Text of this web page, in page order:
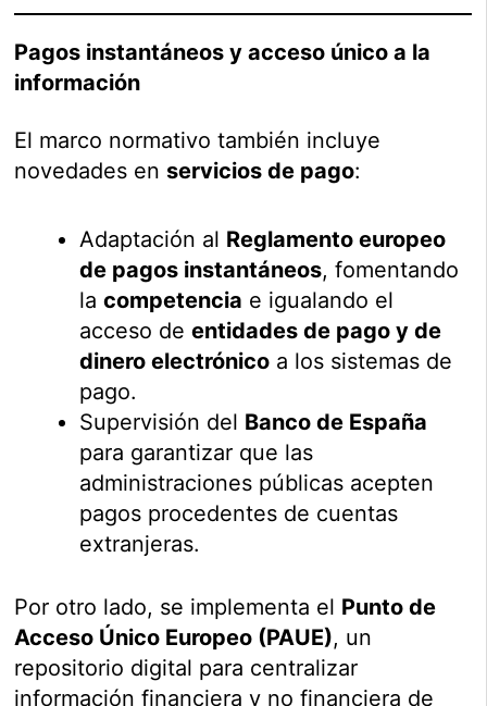
Pagos instantáneos y acceso único a la
información
El marco normativo también incluye
novedades en servicios de pago:
Adaptación al Reglamento europeo
de pagos instantáneos, fomentando
lacompetencia e igualando el
acceso deentidades de pago y de
dinero electrónico a los sistemas de
pago.
Supervisión del Banco de España
para garantizar que las
administraciones públicas acepten
pagos procedentes de cuentas
extranjeras.
Por otro lado, se implementa el Punto de
Acceso Único Europeo (PAUE), un
repositorio digital para centralizar
información financiera y no financiera de